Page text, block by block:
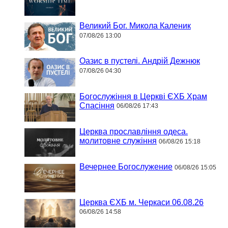
Великий Бог. Микола Каленик
07/08/26 13:00
Оазис в пустелі. Андрій Дежнюк
07/08/26 04:30
Богослужіння в Церкві ЄХБ Храм
Спасіння 06/08/26 17:43
Церква прославління одеса.
молитовне служіння 06/08/26 15:18
Вечернее Богослужение 06/08/26 15:05
Церква ЄХБ м. Черкаси 06.08.26
06/08/26 14:58